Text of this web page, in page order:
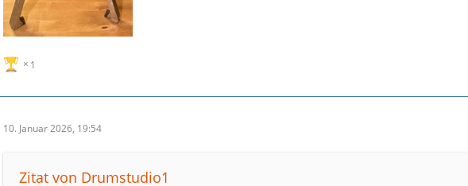
1
10. Januar 2026, 19:54
Zitat von Drumstudio1